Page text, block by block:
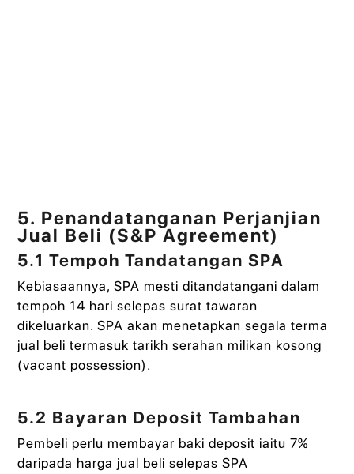
5. Penandatanganan Perjanjian
Jual Beli (S&P Agreement)
5.1 Tempoh Tandatangan SPA
Kebiasaannya, SPA mesti ditandatangani dalam
tempoh 14 hari selepas surat tawaran
dikeluarkan. SPA akan menetapkan segala terma
jual beli termasuk tarikh serahan milikan kosong
(vacant possession).
5.2 Bayaran Deposit Tambahan
Pembeli perlu membayar baki deposit iaitu 7%
daripada harga jual beli selepas SPA